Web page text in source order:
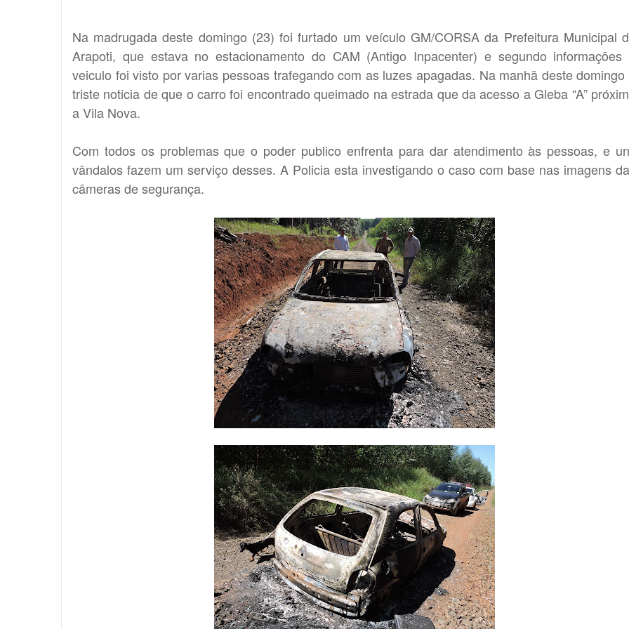
Na madrugada deste domingo (23) foi furtado um veículo GM/CORSA da Prefeitura Municipal
Arapoti, que estava no estacionamento do CAM (Antigo Inpacenter) e segundo informações
veiculo foi visto por varias pessoas trafegando com as luzes apagadas. Na manhã deste domingo
triste noticia de que o carro foi encontrado queimado na estrada que da acesso a Gleba “A”
a Vila Nova.
Com todos os problemas que o poder publico enfrenta para dar atendimento às pessoas, e
vândalos fazem um serviço desses. A Policia esta investigando o caso com base nas imagens
câmeras de segurança.